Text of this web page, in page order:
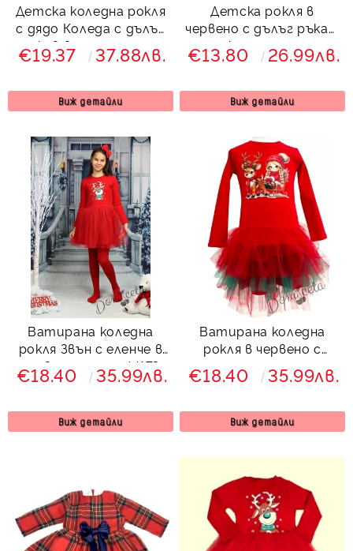
Детска коледна рокля
с дядо Коледа с дълъг
ръкав в тъмносиньо
€19.37 37.88лв.
Виж детайли
Детска рокля в
червено с дълъг ръкав,
релефна тюл пола и
снежинка
€13.80 26.99лв.
Виж детайли
Ватирана коледна
рокля Звън с еленче в
червено и тюл 44173
€18.40 35.99лв.
Виж детайли
Ватирана коледна
рокля в червено с
еленче и момиченце и
тюл в червено и
€18.40 35.99лв.
Виж детайли